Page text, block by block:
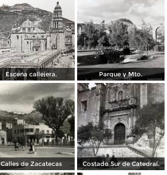
Escena callejera. Parque y Mto.
Calles de Zacatecas Costado Sur de Catedral.